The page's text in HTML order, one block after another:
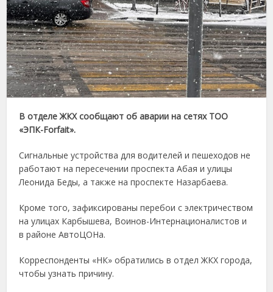
В отделе ЖКХ сообщают об аварии на сетях ТОО
«ЭПК-Forfait».
Сигнальные устройства для водителей и пешеходов не
работают на пересечении проспекта Абая и улицы
Леонида Беды, а также на проспекте Назарбаева.
Кроме того, зафиксированы перебои с электричеством
на улицах Карбышева, Воинов-Интернационалистов и
в районе АвтоЦОНа.
Корреспонденты «НК» обратились в отдел ЖКХ города,
чтобы узнать причину.